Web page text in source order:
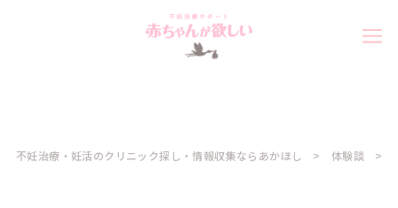
不妊治療・妊活のクリニック探し・情報収集ならあかほし 体験談